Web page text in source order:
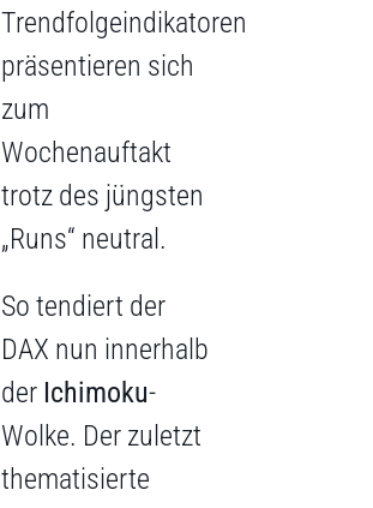
Trendfolgeindikatoren
präsentieren sich
zum
Wochenauftakt
trotz des jüngsten
„Runs“ neutral.
So tendiert der
DAX nun innerhalb
der Ichimoku-
Wolke. Der zuletzt
thematisierte